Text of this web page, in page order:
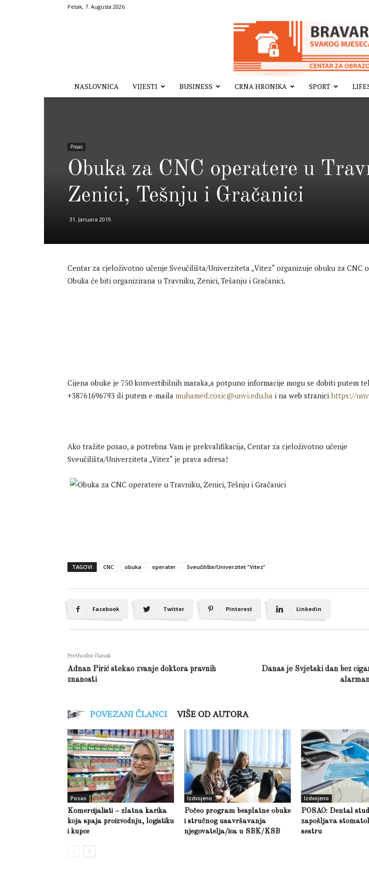
Petak, 7. Augusta 2026.
NASLOVNICA VIJESTI BUSINESS CRNA HRONIKA SPORT
Posao
Obuka za CNC operatere u
Zenici, Tešnju i Gračanici
31. Januara 2019.
Centar za cjeloživotno učenje Sveučilišta/Univerziteta „Vitez“ organizuje obuku za CNC
Obuka će biti organizirana u Travniku, Zenici, Tešanju i Gračanici.
Cijena obuke je 750 konvertibilnih maraka,a potpuno informacije mogu se dobiti putem
+38761696793 ili putem e-maila muhamed.cosic@unvi.edu.ba i na web stranici https://
Ako tražite posao, a potrebna Vam je prekvalifikacija, Centar za cjeloživotno učenje
Sveučilišta/Univerziteta „Vitez“ je prava adresa!
TAGOVI CNC obuka operater Sveučilište/Univerzitet "Vitez"
Facebook Twitter Pinterest Linkedin
Prethodni članak
Adnan Pirić stekao zvanje doktora pravnih
znanosti
Danas je Svjetski dan bez
POVEZANI ČLANCI VIŠE OD AUTORA
Posao
Komercijalisti – zlatna karika
koja spaja proizvodnju, logistiku
i kupce
Izdvojeno
Počeo program besplatne obuke
i stručnog usavršavanja
njegovatelja/ica u SBK/KSB
Izdvojeno
POSAO: Dental
zapošljava
sestru